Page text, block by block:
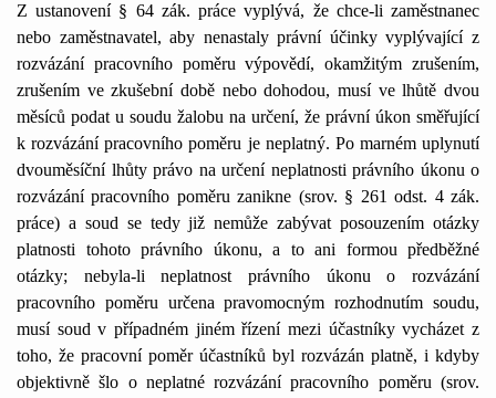
Z ustanovení § 64 zák. práce vyplývá, že chce-li zaměstnanec
nebo zaměstnavatel, aby nenastaly právní účinky vyplývající z
rozvázání pracovního poměru výpovědí, okamžitým zrušením,
zrušením ve zkušební době nebo dohodou, musí ve lhůtě dvou
měsíců podat u soudu žalobu na určení, že právní úkon směřující
k rozvázání pracovního poměru je neplatný. Po marném uplynutí
dvouměsíční lhůty právo na určení neplatnosti právního úkonu o
rozvázání pracovního poměru zanikne (srov. § 261 odst. 4 zák.
práce) a soud se tedy již nemůže zabývat posouzením otázky
platnosti tohoto právního úkonu, a to ani formou předběžné
otázky; nebyla-li neplatnost právního úkonu o rozvázání
pracovního poměru určena pravomocným rozhodnutím soudu,
musí soud v případném jiném řízení mezi účastníky vycházet z
toho, že pracovní poměr účastníků byl rozvázán platně, i kdyby
objektivně šlo o neplatné rozvázání pracovního poměru (srov.